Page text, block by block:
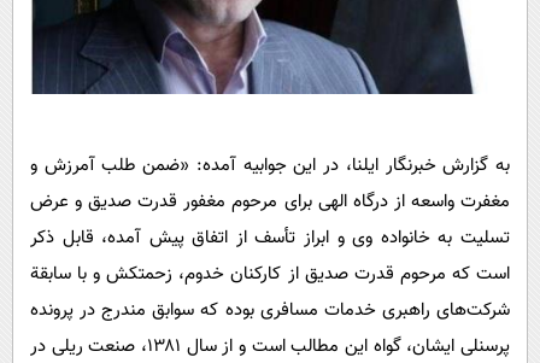
به گزارش خبرنگار ایلنا، در این جوابیه آمده: «ضمن طلب آمرزش و
مغفرت واسعه از درگاه الهی برای مرحوم مغفور قدرت صدیق و عرض
تسلیت به خانواده وی و ابراز تأسف از اتفاق پیش آمده، قابل ذکر
است که مرحوم قدرت صدیق از کارکنان خدوم، زحمتکش و با سابقة
شرکت‌های راهبری خدمات مسافری بوده که سوابق مندرج در پرونده
پرسنلی ایشان، گواه این مطالب است و از سال ۱۳۸۱، صنعت ریلی در